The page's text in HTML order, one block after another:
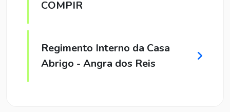
COMPIR
Regimento Interno da Casa
Abrigo - Angra dos Reis